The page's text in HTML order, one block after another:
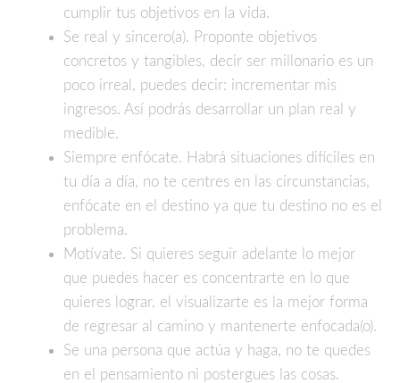
cumplir tus objetivos en la vida.
Se real y sincero(a). Proponte objetivos
concretos y tangibles, decir ser millonario es un
poco irreal, puedes decir: incrementar mis
ingresos. Así podrás desarrollar un plan real y
medible.
Siempre enfócate. Habrá situaciones difíciles en
tu día a día, no te centres en las circunstancias,
enfócate en el destino ya que tu destino no es el
problema.
Motívate. Si quieres seguir adelante lo mejor
que puedes hacer es concentrarte en lo que
quieres lograr, el visualizarte es la mejor forma
de regresar al camino y mantenerte enfocada(o).
Se una persona que actúa y haga, no te quedes
en el pensamiento ni postergues las cosas.